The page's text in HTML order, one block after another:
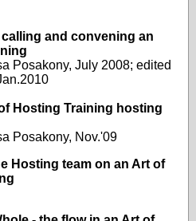
and convening an
Posakony, July 2008; edited
Hosting Training hosting
Posakony, Nov.'09
Hosting team on an Art of